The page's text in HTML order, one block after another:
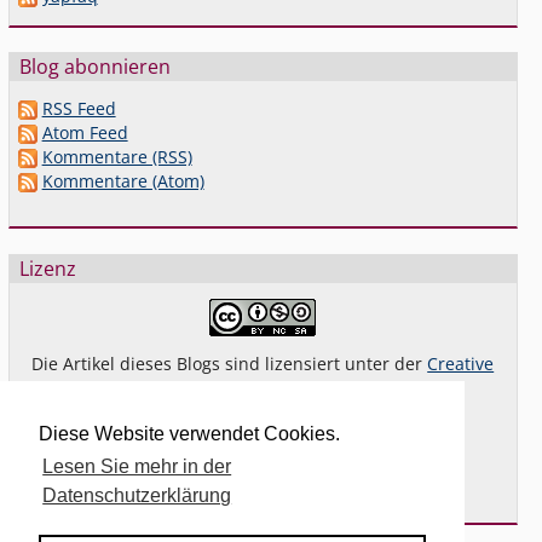
Diese Website verwendet Cookies.
Lesen Sie mehr in der
Datenschutzerklärung
Blog abonnieren
RSS Feed
Atom Feed
Kommentare (RSS)
Kommentare (Atom)
Lizenz
Die Artikel dieses Blogs sind lizensiert unter derCreative
Das giltnichtfür Bilder oder (andere) erkennbare
Fremdinhalte und explizit anders gekennzeichnete
Beiträge.